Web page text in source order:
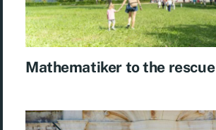
Mathematiker to the rescue